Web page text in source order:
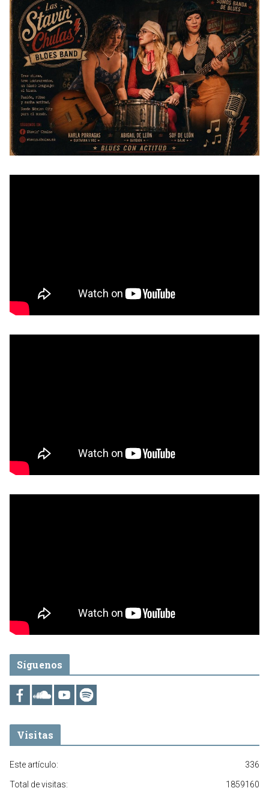
Síguenos
Visitas
336
Este artículo:
1859160
Total de visitas: